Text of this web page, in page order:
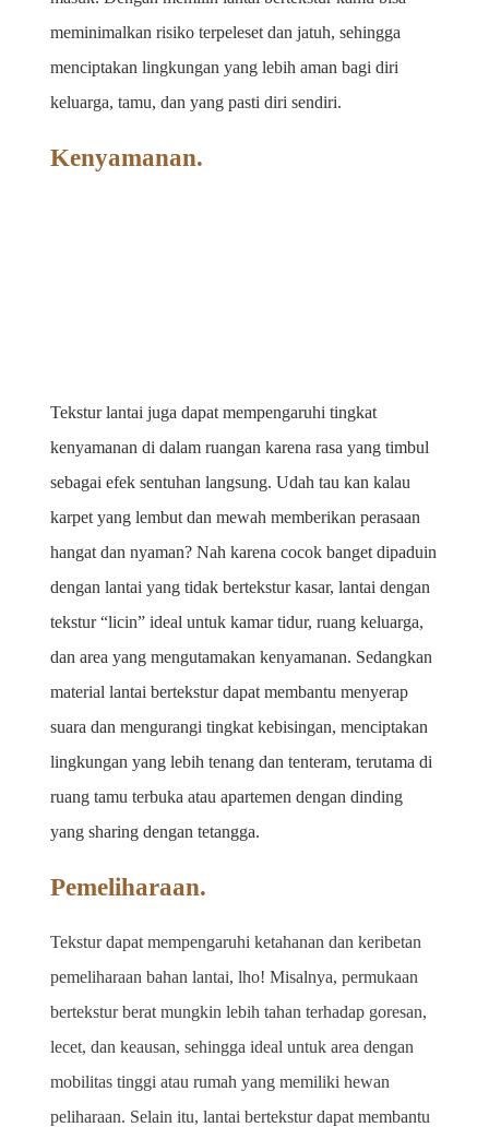
meminimalkan risiko terpeleset dan jatuh, sehingga
menciptakan lingkungan yang lebih aman bagi diri
keluarga, tamu, dan yang pasti diri sendiri.
Kenyamanan.
Tekstur lantai juga dapat mempengaruhi tingkat
kenyamanan di dalam ruangan karena rasa yang timbul
sebagai efek sentuhan langsung. Udah tau kan kalau
karpet yang lembut dan mewah memberikan perasaan
hangat dan nyaman? Nah karena cocok banget dipaduin
dengan lantai yang tidak bertekstur kasar, lantai dengan
tekstur “licin” ideal untuk kamar tidur, ruang keluarga,
dan area yang mengutamakan kenyamanan. Sedangkan
material lantai bertekstur dapat membantu menyerap
suara dan mengurangi tingkat kebisingan, menciptakan
lingkungan yang lebih tenang dan tenteram, terutama di
ruang tamu terbuka atau apartemen dengan dinding
yang sharing dengan tetangga.
Pemeliharaan.
Tekstur dapat mempengaruhi ketahanan dan keribetan
pemeliharaan bahan lantai, lho! Misalnya, permukaan
bertekstur berat mungkin lebih tahan terhadap goresan,
lecet, dan keausan, sehingga ideal untuk area dengan
mobilitas tinggi atau rumah yang memiliki hewan
peliharaan. Selain itu, lantai bertekstur dapat membantu